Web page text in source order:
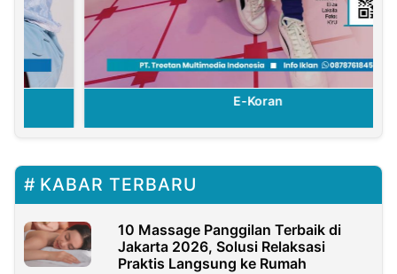
KABAR TERBARU
10 Massage Panggilan Terbaik di
Jakarta 2026, Solusi Relaksasi
Praktis Langsung ke Rumah